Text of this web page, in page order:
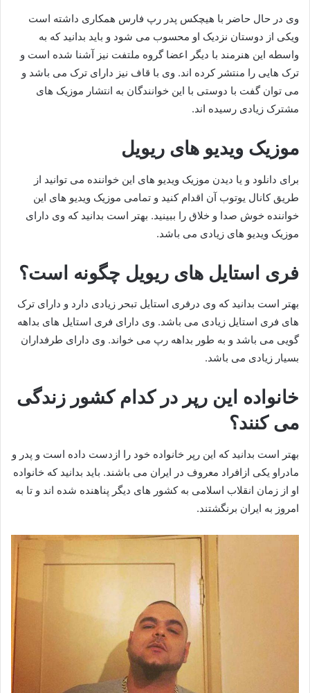
وی در حال حاضر با هیچکس پدر رپ فارس همکاری داشته است
ویکی از دوستان نزدیک او محسوب می شود و باید بدانید که به
واسطه این هنرمند با دیگر اعضا گروه ملتفت نیز آشنا شده است و
ترک هایی را منتشر کرده اند. وی با قاف نیز دارای ترک می باشد و
می توان گفت با دوستی با این خوانندگان به انتشار موزیک های
مشترک زیادی رسیده اند.
موزیک ویدیو های ریویل
برای دانلود و یا دیدن موزیک ویدیو های این خواننده می توانید از
طریق کانال یوتوب آن اقدام کنید و تمامی موزیک ویدیو های این
خواننده خوش صدا و خلاق را ببینید. بهتر است بدانید که وی دارای
موزیک ویدیو های زیادی می باشد.
فری استایل های ریویل چگونه است؟
بهتر است بدانید که وی درفری استایل تبحر زیادی دارد و دارای ترک
های فری استایل زیادی می باشد. وی دارای فری استایل های بداهه
گویی می باشد و به طور بداهه رپ می خواند. وی دارای طرفداران
بسیار زیادی می باشد.
خانواده این رپر در کدام کشور زندگی
می کنند؟
بهتر است بدانید که این رپر خانواده خود را ازدست داده است و پدر و
مادراو یکی ازافراد معروف در ایران می باشند. باید بدانید که خانواده
او از زمان انقلاب اسلامی به کشور های دیگر پناهنده شده اند و تا به
امروز به ایران برنگشتند.